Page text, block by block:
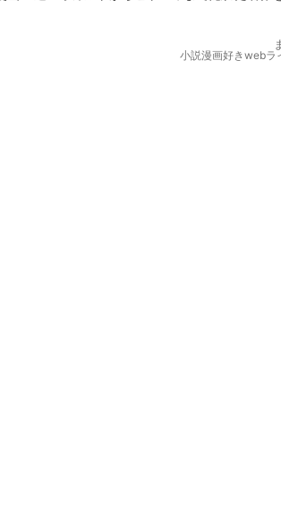
小説漫画好きwebラ